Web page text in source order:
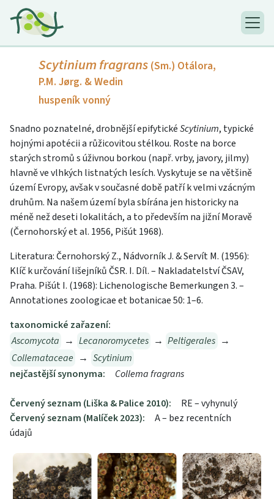
Scytinium fragrans (Sm.) Otálora,
P.M. Jørg. & Wedin
huspeník vonný
Snadno poznatelné, drobnější epifytickéScytinium, typické
hojnými apotécii a růžicovitou stélkou. Roste na borce
starých stromů s úživnou borkou (např. vrby, javory, jilmy)
hlavně ve vlhkých listnatých lesích. Vyskytuje se na většině
území Evropy, avšak v současné době patří k velmi vzácným
druhům. Na našem území byla sbírána jen historicky na
méně než deseti lokalitách, a to především na jižní Moravě
(Černohorský et al. 1956, Pišút 1968).
Literatura: Černohorský Z., Nádvorník J. & Servít M. (1956):
Klíč k určování lišejníků ČSR. I. Díl. – Nakladatelství ČSAV,
Praha. Pišút I. (1968): Lichenologische Bemerkungen 3. –
Annotationes zoologicae et botanicae 50: 1–6.
taxonomické zařazení:
Ascomycota → Lecanoromycetes → Peltigerales →
Collemataceae → Scytinium
nejčastější synonyma:
Collema fragrans
Červený seznam (Liška & Palice 2010):
RE – vyhynulý
Červený seznam (Malíček 2023):
A – bez recentních
údajů